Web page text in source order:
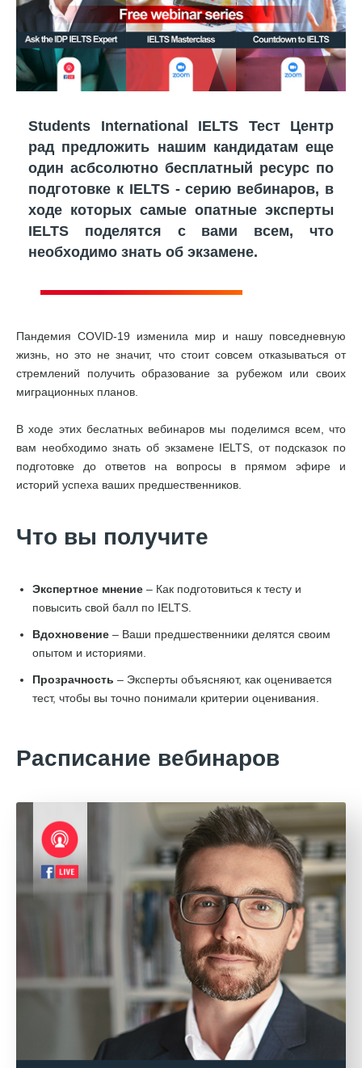
Students International IELTS Тест Центр
рад предложить нашим кандидатам еще
один асбсолютно бесплатный ресурс по
подготовке к IELTS - серию вебинаров, в
ходе которых самые опатные эксперты
IELTS поделятся с вами всем, что
необходимо знать об экзамене.
Пандемия COVID-19 изменила мир и нашу повседневную
жизнь, но это не значит, что стоит совсем отказываться от
стремлений получить образование за рубежом или своих
миграционных планов.
В ходе этих беслатных вебинаров мы поделимся всем, что
вам необходимо знать об экзамене IELTS, от подсказок по
подготовке до ответов на вопросы в прямом эфире и
историй успеха ваших предшественников.
Что вы получите
Экспертное мнение – Как подготовиться к тесту и
повысить свой балл по IELTS.
Вдохновение – Ваши предшественники делятся своим
опытом и историями.
Прозрачность – Эксперты объясняют, как оценивается
тест, чтобы вы точно понимали критерии оценивания.
Расписание вебинаров